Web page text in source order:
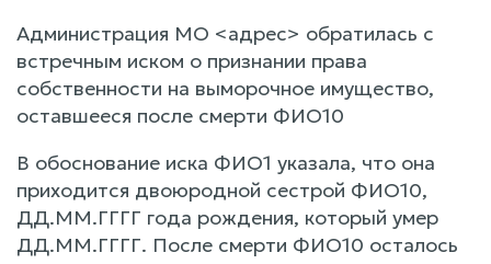
Администрация МО <адрес> обратилась с
встречным иском о признании права
собственности на выморочное имущество,
оставшееся после смерти ФИО10
В обоснование иска ФИО1 указала, что она
приходится двоюродной сестрой ФИО10,
ДД.ММ.ГГГГ года рождения, который умер
ДД.ММ.ГГГГ. После смерти ФИО10 осталось